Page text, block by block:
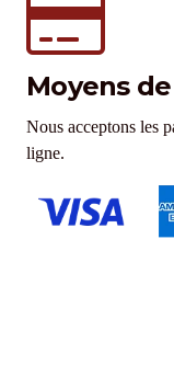
Moyens
Nous acceptons les
ligne.